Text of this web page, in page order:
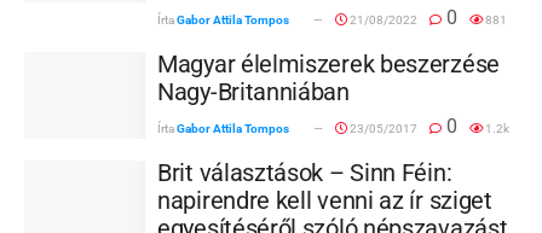
ÍrtaGabor Attila Tompos 21/08/2022 0 881
Magyar élelmiszerek beszerzése
Nagy-Britanniában
ÍrtaGabor Attila Tompos 23/05/2017 0 1.2k
Brit választások – Sinn Féin:
napirendre kell venni az ír sziget